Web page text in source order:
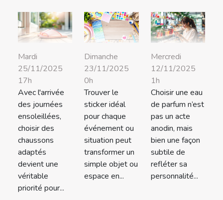
Mardi
25/11/2025
17h
Avec l'arrivée
des journées
ensoleillées,
choisir des
chaussons
adaptés
devient une
véritable
priorité pour...
Dimanche
23/11/2025
0h
Trouver le
sticker idéal
pour chaque
événement ou
situation peut
transformer un
simple objet ou
espace en...
Mercredi
12/11/2025
1h
Choisir une eau
de parfum n’est
pas un acte
anodin, mais
bien une façon
subtile de
refléter sa
personnalité...